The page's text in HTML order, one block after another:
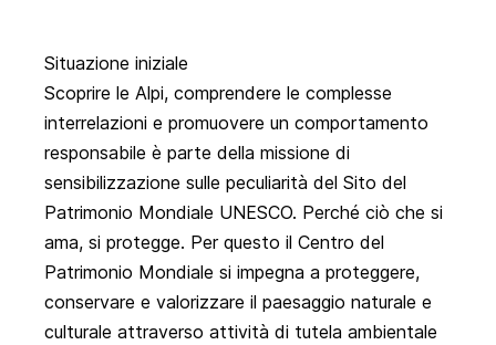
Situazione iniziale
Scoprire le Alpi, comprendere le complesse
interrelazioni e promuovere un comportamento
responsabile è parte della missione di
sensibilizzazione sulle peculiarità del Sito del
Patrimonio Mondiale UNESCO. Perché ciò che si
ama, si protegge. Per questo il Centro del
Patrimonio Mondiale si impegna a proteggere,
conservare e valorizzare il paesaggio naturale e
culturale attraverso attività di tutela ambientale